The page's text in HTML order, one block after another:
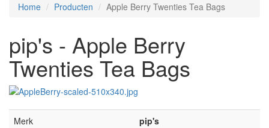
Home Producten Apple Berry Twenties Tea Bags
pip's - Apple Berry
Twenties Tea Bags
Merk
pip's